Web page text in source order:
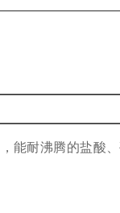
能耐沸腾的盐酸